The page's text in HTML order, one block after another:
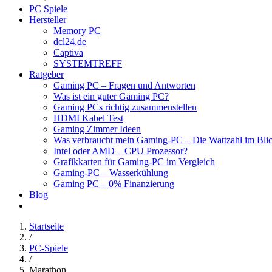
PC Spiele
Hersteller
Memory PC
dcl24.de
Captiva
SYSTEMTREFF
Ratgeber
Gaming PC – Fragen und Antworten
Was ist ein guter Gaming PC?
Gaming PCs richtig zusammenstellen
HDMI Kabel Test
Gaming Zimmer Ideen
Was verbraucht mein Gaming-PC – Die Wattzahl im
Intel oder AMD – CPU Prozessor?
Grafikkarten für Gaming-PC im Vergleich
Gaming-PC – Wasserkühlung
Gaming PC – 0% Finanzierung
Blog
Startseite
/
PC-Spiele
/
Marathon